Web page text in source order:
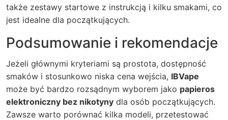
także zestawy startowe z instrukcją i kilku smakami, co
jest idealne dla początkujących.
Podsumowanie i rekomendacje
Jeżeli głównymi kryteriami są prostota, dostępność
smaków i stosunkowo niska cena wejścia, IBVape
może być bardzo rozsądnym wyborem jako papieros
elektroniczny bez nikotyny dla osób początkujących.
Zawsze warto porównać kilka modeli, przetestować